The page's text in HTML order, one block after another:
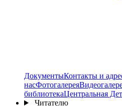
ДокументыКонтакты и
насФотогалерея
библиотекаЦентральная
Читателю